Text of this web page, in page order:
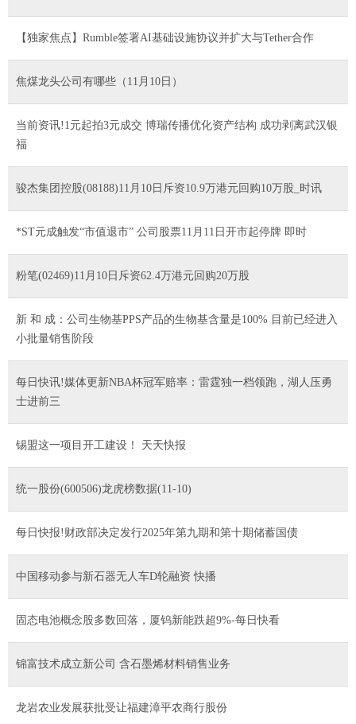
【独家焦点】Rumble签署AI基础设施协议并扩大与Tether合作
焦煤龙头公司有哪些（11月10日）
当前资讯!1元起拍3元成交 博瑞传播优化资产结构 成功剥离武汉银
福
骏杰集团控股(08188)11月10日斥资10.9万港元回购10万股_时讯
*ST元成触发“市值退市” 公司股票11月11日开市起停牌 即时
粉笔(02469)11月10日斥资62.4万港元回购20万股
新 和 成：公司生物基PPS产品的生物基含量是100% 目前已经进入
小批量销售阶段
每日快讯!媒体更新NBA杯冠军赔率：雷霆独一档领跑，湖人压勇
士进前三
锡盟这一项目开工建设！ 天天快报
统一股份(600506)龙虎榜数据(11-10)
每日快报!财政部决定发行2025年第九期和第十期储蓄国债
中国移动参与新石器无人车D轮融资 快播
固态电池概念股多数回落，厦钨新能跌超9%-每日快看
锦富技术成立新公司 含石墨烯材料销售业务
龙岩农业发展获批受让福建漳平农商行股份